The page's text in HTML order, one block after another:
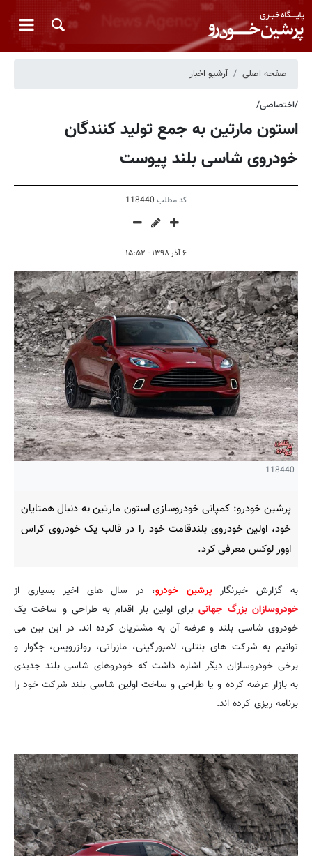
صفحه اصلی آرشیو اخبار
/اختصاصی/
استون مارتین به جمع تولید کنندگان
خودروی شاسی بلند پیوست
کد مطلب 118440
۶ آذر ۱۳۹۸ - ۱۵:۵۲
118440
پرشین خودرو: کمپانی خودروسازی استون مارتین به دنبال همتایان
خود، اولین خودروی بلندقامت خود را در قالب یک خودروی کراس
اوور لوکس معرفی کرد.
به گزارش خبرنگارپرشین خودرو، در سال های اخیر بسیاری از
خودروسازان بزرگ جهانی برای اولین بار اقدام به طراحی و ساخت یک
خودروی شاسی بلند و عرضه آن به مشتریان کرده اند. در این بین می
توانیم به شرکت های بنتلی، لامبورگینی، مازراتی، رولزرویس، جگوار و
برخی خودروسازان دیگر اشاره داشت که خودروهای شاسی بلند جدیدی
به بازار عرضه کرده و یا طراحی و ساخت اولین شاسی بلند شرکت خود را
برنامه ریزی کرده اند.